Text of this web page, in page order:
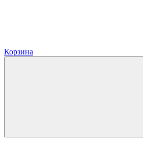
Корзина